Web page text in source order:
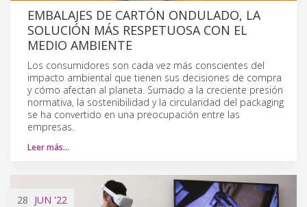
EMBALAJES DE CARTÓN ONDULADO, LA
SOLUCIÓN MÁS RESPETUOSA CON EL
MEDIO AMBIENTE
Los consumidores son cada vez más conscientes del
impacto ambiental que tienen sus decisiones de compra
y cómo afectan al planeta. Sumado a la creciente presión
normativa, la sostenibilidad y la circularidad del packaging
se ha convertido en una preocupación entre las
empresas.
Leer más…
28 JUN '22